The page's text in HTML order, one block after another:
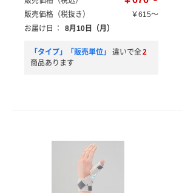
販売価格（税抜き）
￥615～
お届け日
： 8月10日（月）
「タイプ」「販売単位」 違いで全2
商品あります